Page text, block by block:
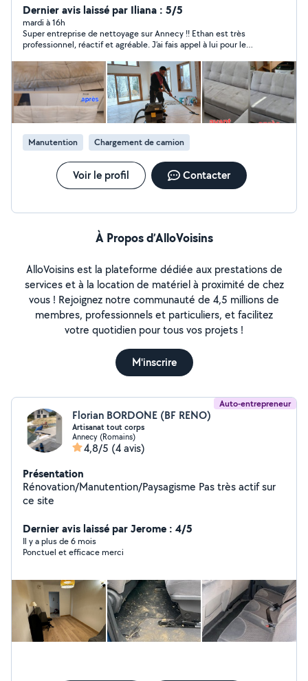
hauteur ou extérieures, ainsi que l'entretien ménager
complet pour appartements et maisons. Services
proposés : Nettoyage de vitres : intérieur et extérieur,
toutes tailles Velux et vérandas : nettoyage en hauteur
ou difficiles d'accès Vitres extérieures : toutes surfaces
exposées aux intempéries Ménage complet : sols,
dépoussiérage, cuisine, salle de bain, rangement selon
vos besoins Services personnalisés : je m'adapte à votre
logement et à vos priorités Pourquoi me choisir ? Travail
soigneux, minutieux et sécurisé Ponctuel, fiable et
respectueux de votre intérieur Équipement adapté pour
tous types de vitres et surfaces Résultat impeccable
Dernier avis laissé par Iliana : 5/5
mardi à 16h
Super entreprise de nettoyage sur Annecy !! Ethan est très
professionnel, réactif et agréable. J’ai fais appel à lui pour le
vie ! Je recommande fortement
Manutention Chargement de camion
Voir le profil Contacter
À Propos d’AlloVoisins
AlloVoisins est la plateforme dédiée aux prestations de
services et à la location de matériel à proximité de chez
vous ! Rejoignez notre communauté de 4,5 millions de
membres, professionnels et particuliers, et facilitez
votre quotidien pour tous vos projets !
M'inscrire
Auto-entrepreneur
Florian BORDONE (BF RENO)
Artisanat tout corps
Annecy (Romains)
4,8/5 (4 avis)
Présentation
Rénovation/Manutention/Paysagisme Pas très actif sur
ce site
Dernier avis laissé par Jerome : 4/5
Il y a plus de 6 mois
Ponctuel et efficace merci